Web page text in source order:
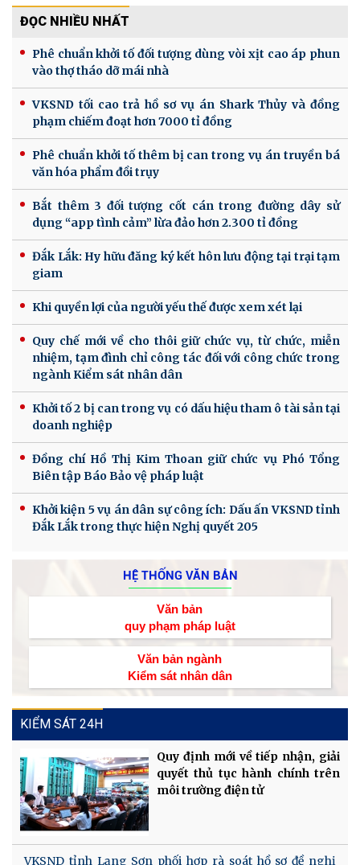
ĐỌC NHIỀU NHẤT
Phê chuẩn khởi tố đối tượng dùng vòi xịt cao áp phun
vào thợ tháo dỡ mái nhà
VKSND tối cao trả hồ sơ vụ án Shark Thủy và đồng
phạm chiếm đoạt hơn 7000 tỉ đồng
Phê chuẩn khởi tố thêm bị can trong vụ án truyền bá
văn hóa phẩm đồi trụy
Bắt thêm 3 đối tượng cốt cán trong đường dây sử
dụng “app tình cảm” lừa đảo hơn 2.300 tỉ đồng
Đắk Lắk: Hy hữu đăng ký kết hôn lưu động tại trại tạm
giam
Khi quyền lợi của người yếu thế được xem xét lại
Quy chế mới về cho thôi giữ chức vụ, từ chức, miễn
nhiệm, tạm đình chỉ công tác đối với công chức trong
ngành Kiểm sát nhân dân
Khởi tố 2 bị can trong vụ có dấu hiệu tham ô tài sản tại
doanh nghiệp
Đồng chí Hồ Thị Kim Thoan giữ chức vụ Phó Tổng
Biên tập Báo Bảo vệ pháp luật
Khởi kiện 5 vụ án dân sự công ích: Dấu ấn VKSND tỉnh
Đắk Lắk trong thực hiện Nghị quyết 205
HỆ THỐNG VĂN BẢN
Văn bản
quy phạm pháp luật
Văn bản ngành
Kiểm sát nhân dân
KIỂM SÁT 24H
Quy định mới về tiếp nhận, giải
quyết thủ tục hành chính trên
môi trường điện tử
VKSND tỉnh Lạng Sơn phối hợp rà soát hồ sơ đề nghị